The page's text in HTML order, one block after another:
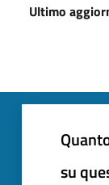
Ultimo
su